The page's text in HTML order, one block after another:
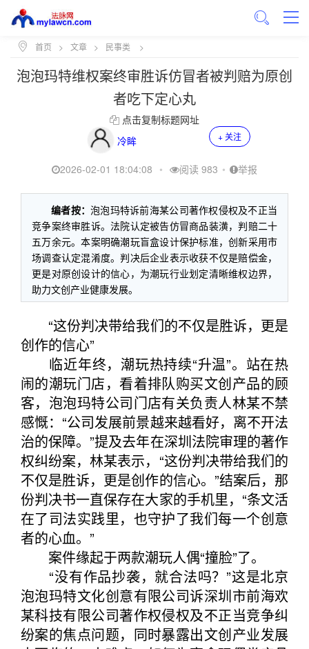
首页 > 文章 > 民事类 >
泡泡玛特维权案终审胜诉仿冒者被判赔为原创
者吃下定心丸
点击复制标题网址
冷眸
+ 关注
2026-02-01 18:04:08 • 阅读 983 • 举报
编者按：泡泡玛特诉前海某公司著作权侵权及不正当
竞争案终审胜诉。法院认定被告仿冒商品装潢，判赔二十
五万余元。本案明确潮玩盲盒设计保护标准，创新采用市
场调查认定混淆度。判决后企业表示收获不仅是赔偿金，
更是对原创设计的信心，为潮玩行业划定清晰维权边界，
助力文创产业健康发展。
“这份判决带给我们的不仅是胜诉，更是
创作的信心”
临近年终，潮玩热持续“升温”。站在热
闹的潮玩门店，看着排队购买文创产品的顾
客，泡泡玛特公司门店有关负责人林某不禁
感慨：“公司发展前景越来越看好，离不开法
治的保障。”提及去年在深圳法院审理的著作
权纠纷案，林某表示，“这份判决带给我们的
不仅是胜诉，更是创作的信心。”结案后，那
份判决书一直保存在大家的手机里，“条文活
在了司法实践里，也守护了我们每一个创意
者的心血。”
案件缘起于两款潮玩人偶“撞脸”了。
“没有作品抄袭，就合法吗？”这是北京
泡泡玛特文化创意有限公司诉深圳市前海欢
某科技有限公司著作权侵权及不正当竞争纠
纷案的焦点问题，同时暴露出文创产业发展